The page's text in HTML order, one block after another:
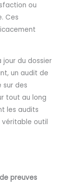
ou
Ces
jour du dossier
un audit de
sur des
tout au long
les audits
véritable outil
preuves